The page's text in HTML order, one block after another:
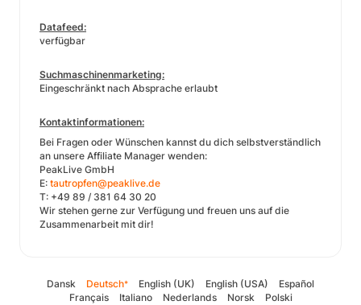
Datafeed:
verfügbar
Suchmaschinenmarketing:
Eingeschränkt nach Absprache erlaubt
Kontaktinformationen:
Bei Fragen oder Wünschen kannst du dich selbstverständlich
an unsere Affiliate Manager wenden:
PeakLive GmbH
E: tautropfen@peaklive.de
T: +49 89 / 381 64 30 20
Wir stehen gerne zur Verfügung und freuen uns auf die
Zusammenarbeit mit dir!
Dansk Deutsch* English (UK) English (USA)
Español
Français
Italiano Nederlands Norsk Polski